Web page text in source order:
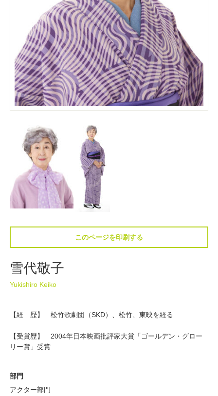
このページを印刷する
雪代敬子
Yukishiro Keiko
【経 歴】 松竹歌劇団（SKD）、松竹、東映を経る
【受賞歴】 2004年日本映画批評家大賞「ゴールデン・グロー
リー賞」受賞
部門
アクター部門